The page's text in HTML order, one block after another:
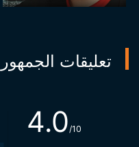
تعليقات الجمهور
4.0/10